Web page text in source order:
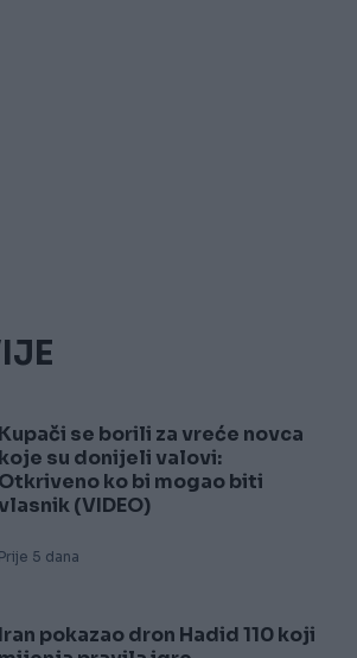
Kupači se borili za vreće novca
koje su donijeli valovi:
Otkriveno ko bi mogao biti
vlasnik (VIDEO)
Prije 5 dana
Iran pokazao dron Hadid 110 koji